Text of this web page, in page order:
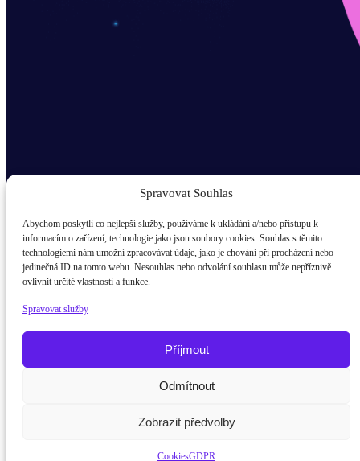
Spravovat Souhlas
Abychom poskytli co nejlepší služby, používáme k ukládání a/nebo přístupu k
informacím o zařízení, technologie jako jsou soubory cookies. Souhlas s těmito
technologiemi nám umožní zpracovávat údaje, jako je chování při procházení nebo
jedinečná ID na tomto webu. Nesouhlas nebo odvolání souhlasu může nepříznivě
ovlivnit určité vlastnosti a funkce.
Spravovat služby
Příjmout
Odmítnout
Zobrazit předvolby
CookiesGDPR
Odběr novinek popup
E-mail
žák / student
Rodič
Potřebujete poradit?